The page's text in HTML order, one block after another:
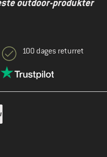
outdoor-produkter
100 dages returret